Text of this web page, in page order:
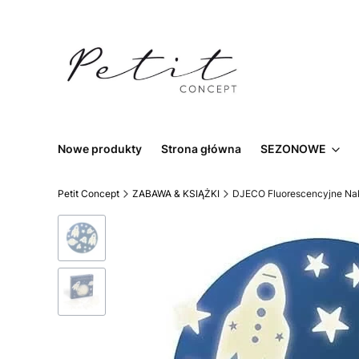
Nowe produkty Strona główna SEZONOWE
Petit Concept ZABAWA & KSIĄŻKI DJECO Fluorescencyjne